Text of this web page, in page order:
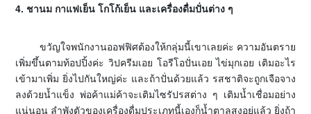
4. ชานม กาแฟเย็น โกโก้เย็น และเครื่องดื่มปั่นต่าง ๆ
ขวัญใจพนักงานออฟฟิศต้องให้กลุ่มนี้เขาเลยค่ะ ความอันตราย
เพิ่มขึ้นตามท้อปปิ้งค่ะ วิปครีมเอย โอรีโอปั่นเอย ไข่มุกเอย เติมอะไร
เข้ามาเพิ่ม ยิ่งไปกันใหญ่ค่ะ และถ้าปั่นด้วยแล้ว รสชาติจะถูกเจือจาง
ลงด้วยน้ำแข็ง พ่อค้าแม่ค้าจะเติมไซรัปรสต่าง ๆ เติมน้ำเชื่อมอย่าง
แน่นอน ลำพังตัวของเครื่องดื่มประเภทนี้เองก็น้ำตาลสูงอยู่แล้ว ยิ่งถ้า